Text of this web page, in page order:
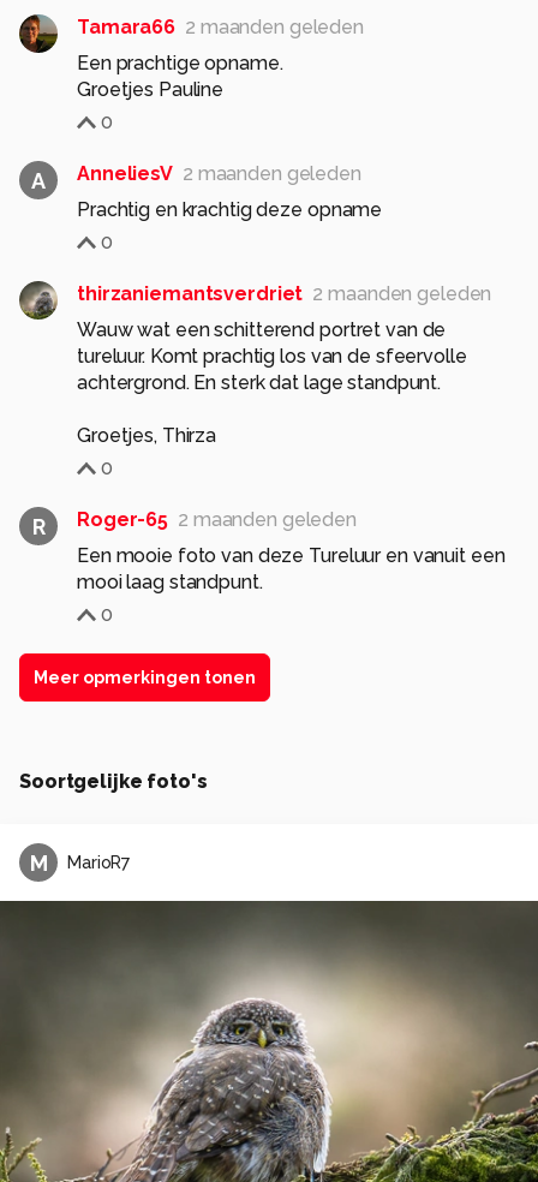
Tamara66 2 maanden geleden
Een prachtige opname.
Groetjes Pauline
0
A AnneliesV 2 maanden geleden
Prachtig en krachtig deze opname
0
thirzaniemantsverdriet 2 maanden geleden
Wauw wat een schitterend portret van de
tureluur. Komt prachtig los van de sfeervolle
achtergrond. En sterk dat lage standpunt.
Groetjes, Thirza
0
R Roger-65 2 maanden geleden
Een mooie foto van deze Tureluur en vanuit een
mooi laag standpunt.
0
Meer opmerkingen tonen
Soortgelijke foto's
M MarioR7